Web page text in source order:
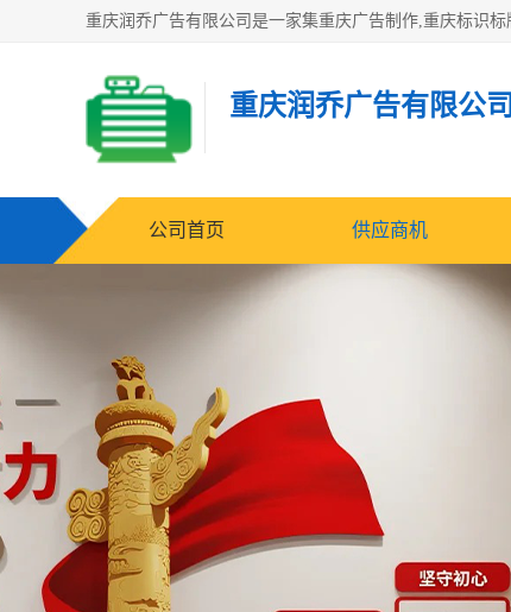
重庆润乔广告有限公司
公司首页 供应商机